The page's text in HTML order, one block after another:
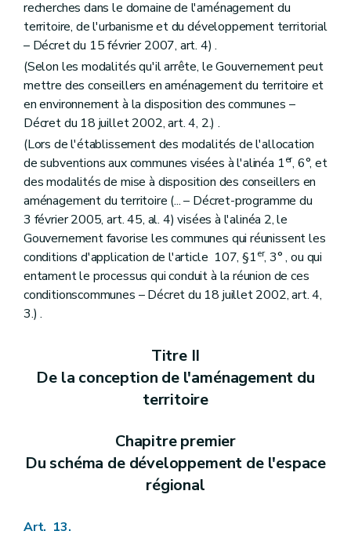
Art. 297
Art. 298
Art. 299
Art. 300
Art. 301
Art. 302
Art. 303
Art. 304
Art. 305
Art. 306
Chapitre VIII
De la composition du dossier de demande de permis d'exécution de travaux techniques
Art. 307
Art. 308
Art. 309
Art. 310
Chapitre IX (De la composition de la demande de permis d'urbanisation ou de la demande de modification du permis d'urbanisation – AGW du 30 juin 2009, art. 1
Art. 311
Art. 312
Art. 313
Art. 314
Sous-section première
Art. 316
Art. 317
Art. 318
Art. 319
Sous-section 2 Des demandes ne nécessitant pas l'avis du fonctionnaire délégué
Art. 321
Art. 322
Sous-section 3 Des demandes de dérogations à un permis de lotir ou à un plan particulier d'aménagement
recherches dans le domaine de l'aménagement du
territoire, de l'urbanisme et du développement territorial
– Décret du 15 février 2007, art. 4) .
(Selon les modalités qu'il arrête, le Gouvernement peut
mettre des conseillers en aménagement du territoire et
en environnement à la disposition des communes –
Décret du 18 juillet 2002, art. 4, 2.) .
(Lors de l'établissement des modalités de l'allocation
de subventions aux communes visées à l'alinéa 1er, 6°, et
des modalités de mise à disposition des conseillers en
aménagement du territoire (... – Décret-programme du
3 février 2005, art. 45, al. 4) visées à l'alinéa 2, le
Gouvernement favorise les communes qui réunissent les
conditions d'application de l'article 107, §1er, 3° , ou qui
entament le processus qui conduit à la réunion de ces
conditionscommunes – Décret du 18 juillet 2002, art. 4,
3.) .
Titre II
De la conception de l'aménagement du
territoire
Chapitre premier
Du schéma de développement de l'espace
régional
Art. 13.